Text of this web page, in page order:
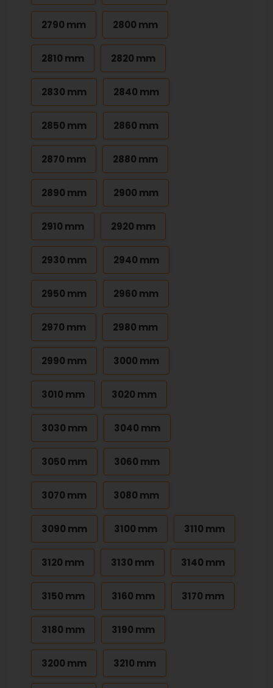
2790 mm 2800 mm
2810 mm 2820 mm
2830 mm 2840 mm
2850 mm 2860 mm
2870 mm 2880 mm
2890 mm 2900 mm
2910 mm 2920 mm
2930 mm 2940 mm
2950 mm 2960 mm
2970 mm 2980 mm
2990 mm 3000 mm
3010 mm 3020 mm
3030 mm 3040 mm
3050 mm 3060 mm
3070 mm 3080 mm
3090 mm 3100 mm 3110 mm
3120 mm 3130 mm 3140 mm
3150 mm 3160 mm 3170 mm
3180 mm 3190 mm
3200 mm 3210 mm